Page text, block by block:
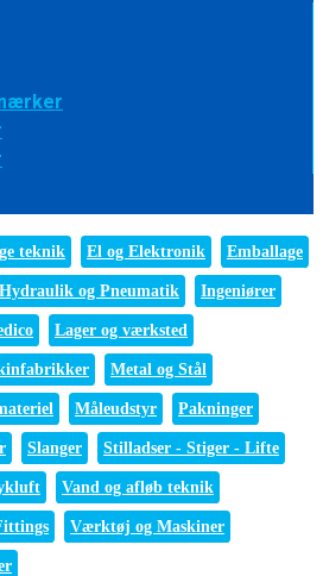
teknik El og Elektronik Emballage
Hydraulik og Pneumatik Ingeniører
Lager og værksted
Metal og Stål
Måleudstyr Pakninger
Slanger Stilladser - Stiger - Lifte
Vand og afløb teknik
Værktøj og Maskiner